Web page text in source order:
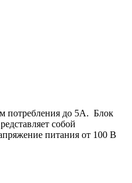
потребления до 5А. Блок
собой
питания от 100 В